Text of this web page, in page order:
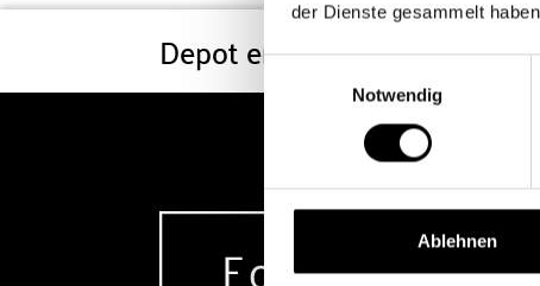
der Dienste gesammelt
Einwilligungsauswahl
Notwendig
Ablehnen
Depot eröffnen